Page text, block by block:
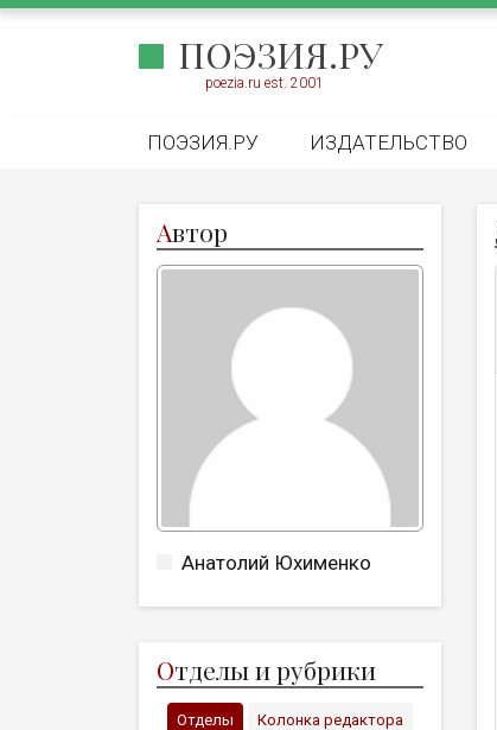
ПОЭЗИЯ.РУ
poezia.ru est. 2001
ПОЭЗИЯ.РУ ИЗДАТЕЛЬСТВО
Автор
Анатолий Юхименко
Отделы и рубрики
Отделы Колонка редактора